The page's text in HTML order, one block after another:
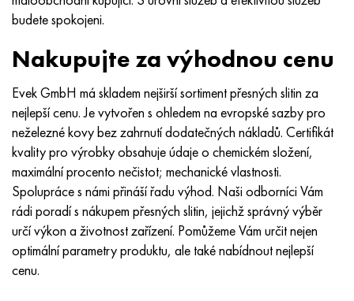
budete spokojeni.
Nakupujte za výhodnou cenu
Evek GmbH má skladem nejširší sortiment přesných slitin za
nejlepší cenu. Je vytvořen s ohledem na evropské sazby pro
neželezné kovy bez zahrnutí dodatečných nákladů. Certifikát
kvality pro výrobky obsahuje údaje o chemickém složení,
maximální procento nečistot; mechanické vlastnosti.
Spolupráce s námi přináší řadu výhod. Naši odborníci Vám
rádi poradí s nákupem přesných slitin, jejichž správný výběr
určí výkon a životnost zařízení. Pomůžeme Vám určit nejen
optimální parametry produktu, ale také nabídnout nejlepší
cenu.